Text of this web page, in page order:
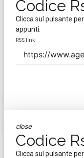
Codice
Clicca sul pulsante
appunti.
RSS link
close
Codice
Clicca sul pulsante